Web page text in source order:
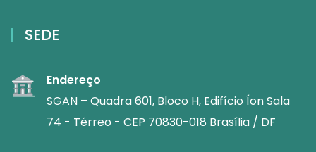
SEDE
Endereço
SGAN – Quadra 601, Bloco H, Edifício Íon Sala
74 - Térreo - CEP 70830-018 Brasília / DF